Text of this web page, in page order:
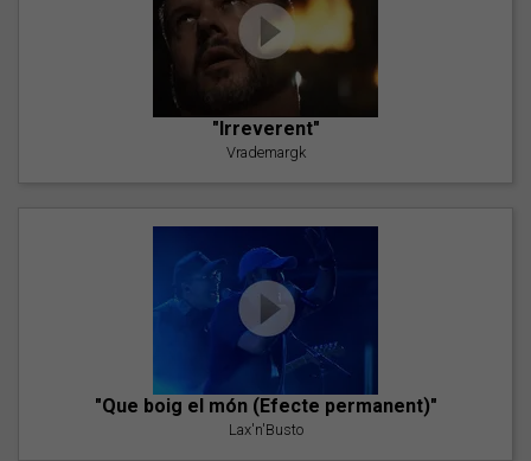
"Irreverent"
Vrademargk
"Que boig el món (Efecte permanent)"
Lax'n'Busto